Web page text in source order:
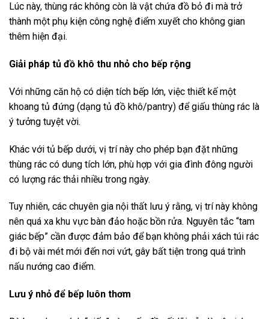
Lúc này, thùng rác không còn là vật chứa đồ bỏ đi mà trở
thành một phụ kiện công nghệ điểm xuyết cho không gian
thêm hiện đại.
Giải pháp tủ đồ khô thu nhỏ cho bếp rộng
Với những căn hộ có diện tích bếp lớn, việc thiết kế một
khoang tủ đứng (dạng tủ đồ khô/pantry) để giấu thùng rác là
ý tưởng tuyệt vời.
Khác với tủ bếp dưới, vị trí này cho phép bạn đặt những
thùng rác có dung tích lớn, phù hợp với gia đình đông người
có lượng rác thải nhiều trong ngày.
Tuy nhiên, các chuyên gia nội thất lưu ý rằng, vị trí này không
nên quá xa khu vực bàn đảo hoặc bồn rửa. Nguyên tắc “tam
giác bếp” cần được đảm bảo để bạn không phải xách túi rác
đi bộ vài mét mới đến nơi vứt, gây bất tiện trong quá trình
nấu nướng cao điểm.
Lưu ý nhỏ để bếp luôn thơm